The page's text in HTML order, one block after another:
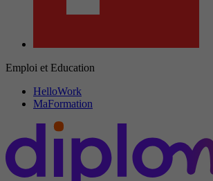
Emploi et Education
HelloWork
MaFormation